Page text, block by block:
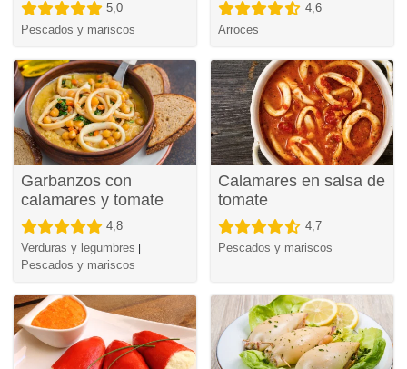
5,0
Pescados y mariscos
4,6
Arroces
Garbanzos con
calamares y tomate
4,8
Verduras y legumbres
Pescados y mariscos
Calamares en salsa de
tomate
4,7
Pescados y mariscos